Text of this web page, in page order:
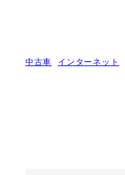
中古車 インターネット